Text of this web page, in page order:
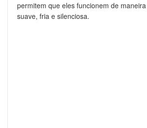
permitem que eles funcionem de
suave, fria e silenciosa.